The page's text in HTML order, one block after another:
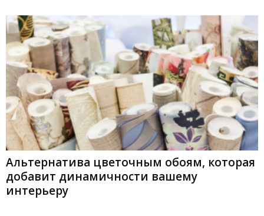
Альтернатива цветочным обоям, которая
добавит динамичности вашему
интерьеру